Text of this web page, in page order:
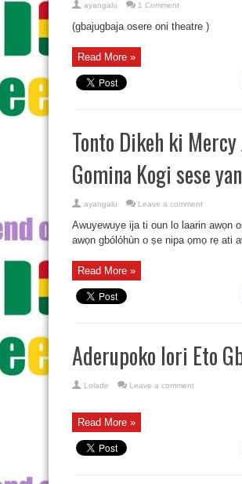
ayangalu 1 Comment
(gbajugbaja osere oni theatre )
Read More »
Tonto Dikeh ki
Gomina Kogi sese
ayangalu Leave a comment
Awuyewuye ija ti oun lo laarin awọn
awọn gbólóhùn o ṣe nipa ọmọ rẹ ati
Read More »
Aderupoko lori Eto
Lolade Leave a comment
Read More »